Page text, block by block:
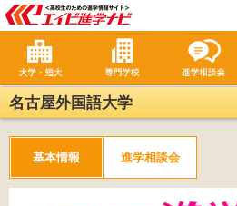
名古屋外国語大学
基本情報 進学相談会